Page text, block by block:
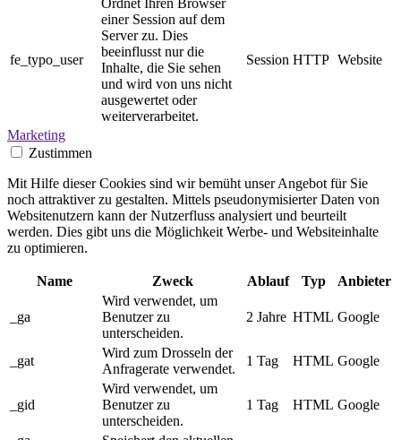
fe_typo_user
Ordnet Ihren Browser
einer Session auf dem
Server zu. Dies
beeinflusst nur die
Inhalte, die Sie sehen
und wird von uns nicht
ausgewertet oder
weiterverarbeitet.
Session HTTP Website
Marketing
Zustimmen
Mit Hilfe dieser Cookies sind wir bemüht unser Angebot für Sie
noch attraktiver zu gestalten. Mittels pseudonymisierter Daten von
Websitenutzern kann der Nutzerfluss analysiert und beurteilt
werden. Dies gibt uns die Möglichkeit Werbe- und Websiteinhalte
zu optimieren.
Name Zweck Ablauf Typ Anbieter
_ga
Wird verwendet, um
Benutzer zu
unterscheiden.
2 Jahre HTML Google
_gat
Wird zum Drosseln der
Anfragerate verwendet.
1 Tag HTML Google
_gid
Wird verwendet, um
Benutzer zu
unterscheiden.
1 Tag HTML Google